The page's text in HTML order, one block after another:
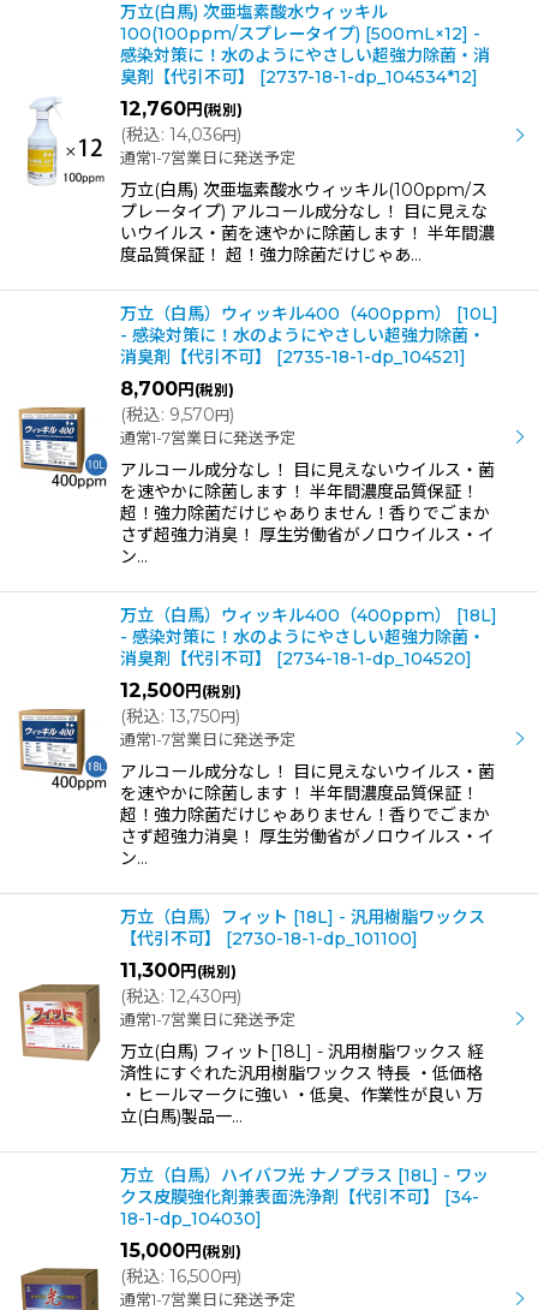
万立(白馬) 次亜塩素酸水ウィッキル
100(100ppm/スプレータイプ) [500mL×12] -
感染対策に！水のようにやさしい超強力除菌・消
臭剤【代引不可】
[2737-18-1-dp_104534*12]
12,760円 (税別)
(税込: 14,036円)
通常1-7営業日に発送予定
万立(白馬) 次亜塩素酸水ウィッキル(100ppm/ス
プレータイプ) アルコール成分なし！ 目に見えな
いウイルス・菌を速やかに除菌します！ 半年間濃
度品質保証！ 超！強力除菌だけじゃあ…
万立（白馬）ウィッキル400（400ppm） [10L]
- 感染対策に！水のようにやさしい超強力除菌・
消臭剤【代引不可】
[2735-18-1-dp_104521]
8,700円 (税別)
(税込: 9,570円)
通常1-7営業日に発送予定
アルコール成分なし！ 目に見えないウイルス・菌
を速やかに除菌します！ 半年間濃度品質保証！
超！強力除菌だけじゃありません！香りでごまか
さず超強力消臭！ 厚生労働省がノロウイルス・イ
ン…
万立（白馬）ウィッキル400（400ppm） [18L]
- 感染対策に！水のようにやさしい超強力除菌・
消臭剤【代引不可】
[2734-18-1-dp_104520]
12,500円 (税別)
(税込: 13,750円)
通常1-7営業日に発送予定
アルコール成分なし！ 目に見えないウイルス・菌
を速やかに除菌します！ 半年間濃度品質保証！
超！強力除菌だけじゃありません！香りでごまか
さず超強力消臭！ 厚生労働省がノロウイルス・イ
ン…
万立（白馬）フィット [18L] - 汎用樹脂ワックス
【代引不可】
[2730-18-1-dp_101100]
11,300円 (税別)
(税込: 12,430円)
通常1-7営業日に発送予定
万立(白馬) フィット[18L] - 汎用樹脂ワックス 経
済性にすぐれた汎用樹脂ワックス 特長 ・低価格
・ヒールマークに強い ・低臭、作業性が良い 万
立(白馬)製品一…
万立（白馬）ハイバフ光 ナノプラス [18L] - ワッ
クス皮膜強化剤兼表面洗浄剤【代引不可】
[34-
18-1-dp_104030]
15,000円 (税別)
(税込: 16,500円)
通常1-7営業日に発送予定